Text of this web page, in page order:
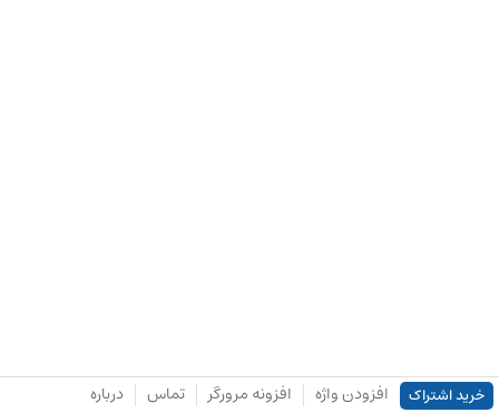
خرید اشتراک افزودن واژه افزونه مرورگر تماس درباره